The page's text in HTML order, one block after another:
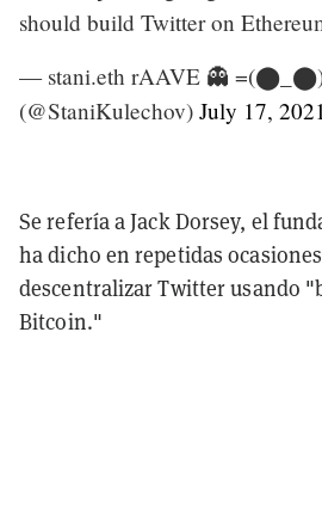
should build Twitter on
— stani.eth rAAVE 👻
(@StaniKulechov) July 17, 2021
Se refería a Jack Dorsey, el
ha dicho en repetidas
descentralizar Twitter usando
Bitcoin."